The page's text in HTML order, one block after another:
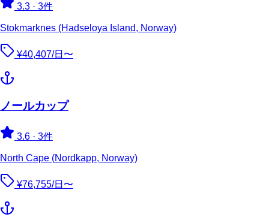
3.3 · 3件
Stokmarknes (Hadseloya Island, Norway)
¥40,407/日〜
ノールカップ
3.6 · 3件
North Cape (Nordkapp, Norway)
¥76,755/日〜